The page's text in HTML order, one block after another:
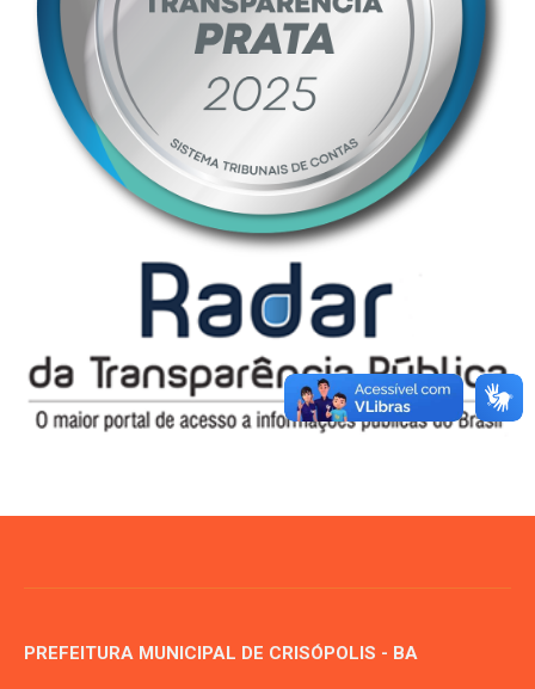
PREFEITURA MUNICIPAL DE CRISÓPOLIS - BA